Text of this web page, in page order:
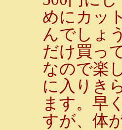
めにカッ
んでしょ
だけ買っ
なので楽
に入りき
ます。早
すが、体